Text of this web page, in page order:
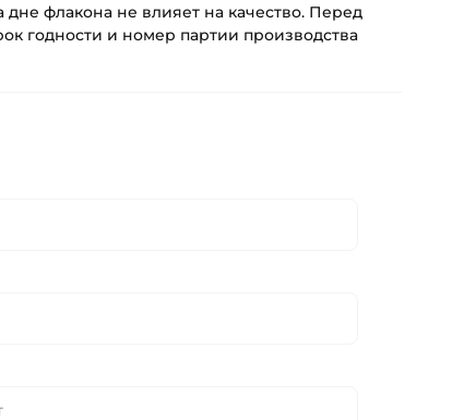
флакона не влияет на качество. Перед
годности и номер партии производства